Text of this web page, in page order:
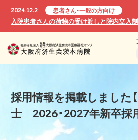
2024.12.2 患者さん・一般の方向け
入院患者さんの荷物の受け渡しと院内立入
採用情報を掲載しました
士 2026・2027年新卒採